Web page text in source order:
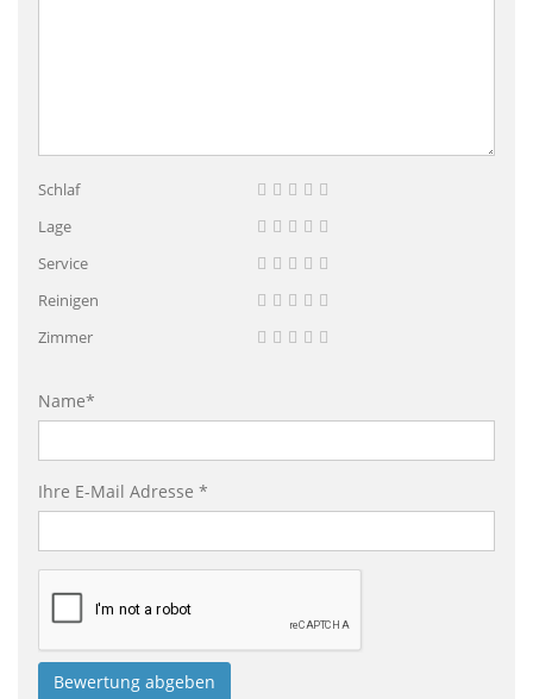
Schlaf
Lage
Service
Reinigen
Zimmer
Name*
Ihre E-Mail Adresse *